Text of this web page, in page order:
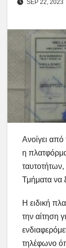
SEP 22, 2023
Ανοίγει
η
Τμήματα να
Η ειδική
την αίτηση
τηλέφωνο